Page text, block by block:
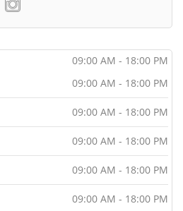
09:00 AM - 18:00 PM
09:00 AM - 18:00 PM
09:00 AM - 18:00 PM
09:00 AM - 18:00 PM
09:00 AM - 18:00 PM
09:00 AM - 18:00 PM